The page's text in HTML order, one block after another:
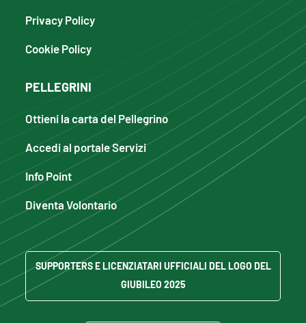
Privacy Policy
Cookie Policy
PELLEGRINI
Ottieni la carta del Pellegrino
Accedi al portale Servizi
Info Point
Diventa Volontario
SUPPORTERS E LICENZIATARI UFFICIALI DEL LOGO DEL
GIUBILEO 2025